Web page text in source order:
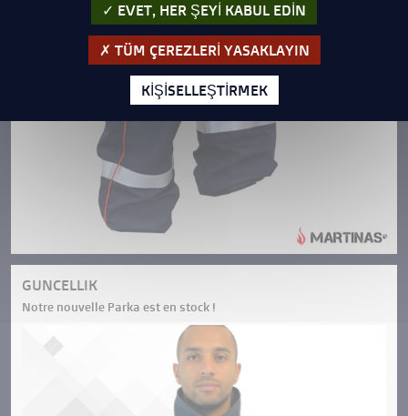
GUNCELLIK
Notre nouvelle Parka est en stock !
EVET, HER ŞEYI KABUL EDIN
TÜM ÇEREZLERI YASAKLAYIN
KIŞISELLEŞTIRMEK